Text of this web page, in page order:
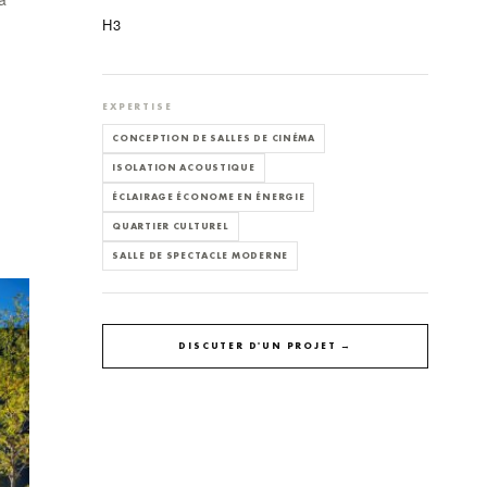
H3
EXPERTISE
CONCEPTION DE SALLES DE CINÉMA
ISOLATION ACOUSTIQUE
ÉCLAIRAGE ÉCONOME EN ÉNERGIE
QUARTIER CULTUREL
SALLE DE SPECTACLE MODERNE
DISCUTER D'UN PROJET →